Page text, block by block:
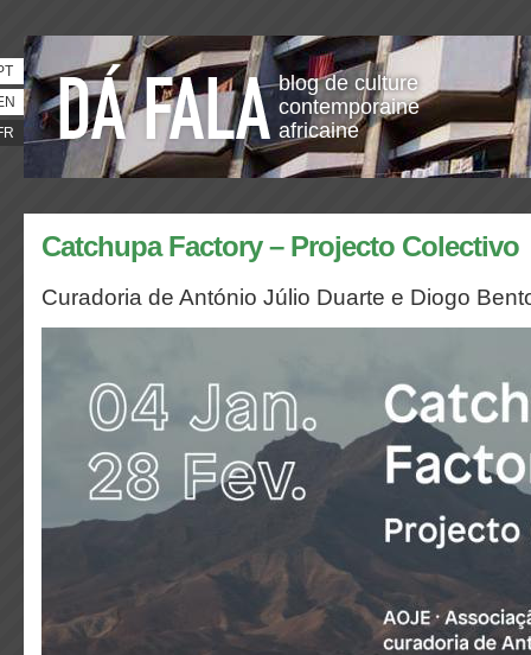
blog de culture
contemporaine
africaine
Catchupa Factory – Projecto Colectivo
Curadoria de António Júlio Duarte e Diogo